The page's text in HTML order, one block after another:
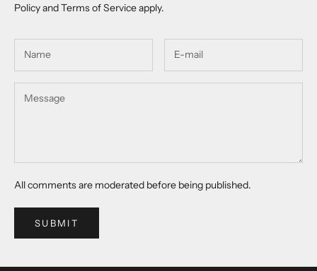
PolicyandTerms of Serviceapply.
All comments are moderated before being published.
SUBMIT